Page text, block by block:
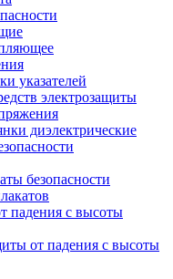
указателей
электрозащиты
диэлектрические
безопасности
падения с высоты
от падения с высоты